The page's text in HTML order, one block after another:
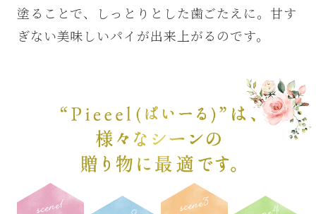
塗ることで、しっとりとした歯ごたえに。 甘す
ぎない美味しいパイが出来上がるのです。
“Pieeel(ぱいーる)”は、様々な
シーンの贈り物に最適です。